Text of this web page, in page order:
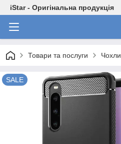
iStar - Оригінальна продукція
Товари та послуги Чохли
SALE